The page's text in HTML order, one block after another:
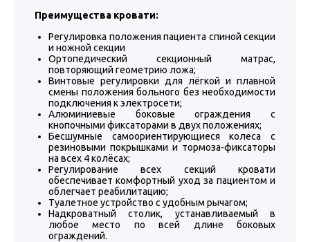
Преимущества кровати:
Регулировка положения пациента спиной секции
и ножной секции
Ортопедический секционный матрас,
повторяющий геометрию ложа;
Винтовые регулировки для лёгкой и плавной
смены положения больного без необходимости
подключения к электросети;
Алюминиевые боковые ограждения с
кнопочными фиксаторами в двух положениях;
Бесшумные самоориентирующиеся колеса с
резиновыми покрышками и тормоза-фиксаторы
на всех 4 колёсах;
Регулирование всех секций кровати
обеспечивает комфортный уход за пациентом и
облегчает реабилитацию;
Туалетное устройство с удобным рычагом;
Надкроватный столик, устанавливаемый в
любое место по всей длине боковых
ограждений.